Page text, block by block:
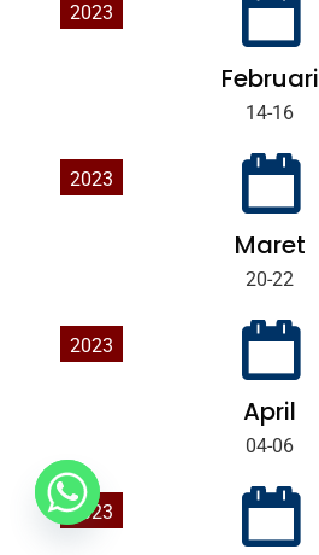
Februari
14-16
2023
Maret
20-22
2023
April
04-06
2023
2023